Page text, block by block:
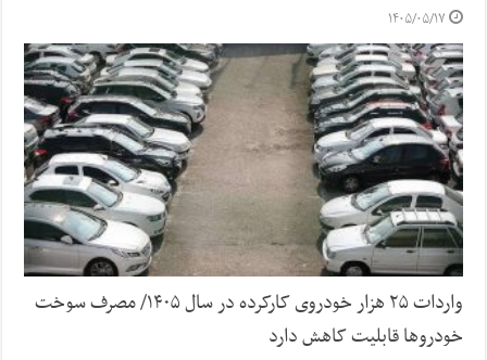
۱۴۰۵/۰۵/۱۷
واردات ۲۵ هزار خودروی کارکرده در سال ۱۴۰۵/ مصرف سوخت
خودرو‌ها قابلیت کاهش دارد